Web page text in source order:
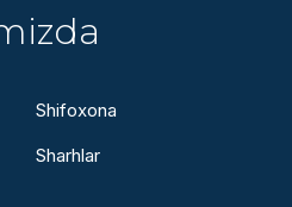
Shifoxona
Sharhlar